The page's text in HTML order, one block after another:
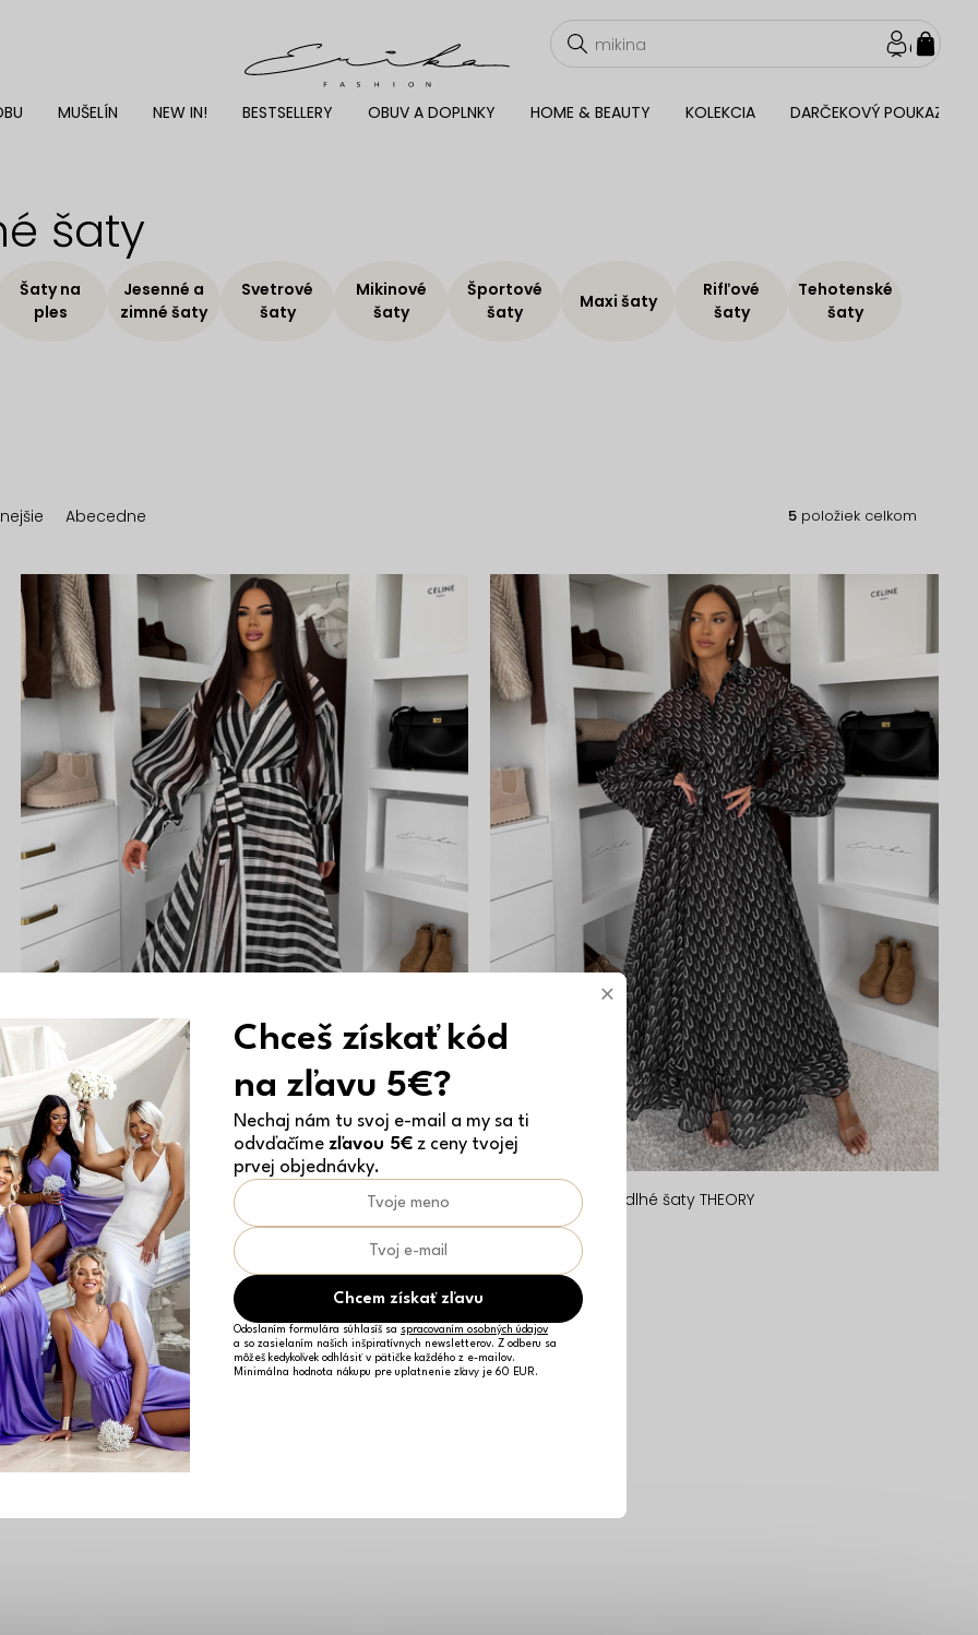
MUŠELÍN NEW IN! BESTSELLERY OBUV A DOPLNKY HOME & BEAUTY KOLEKCIA DARČEKOVÝ POUKAZ
šaty
Šaty na
ples
Jesenné a
zimné šaty
Svetrové
šaty
Mikinové
šaty
Športové
šaty
Maxi šaty
Rifľové
šaty
Tehotenské
šaty
Abecedne 5 položiek celkom
Čierne pruhované dlhé bavlnené zavinovacie šaty
NATURE
74,49 €
S/M M/L
Čierne dlhé maxi dlhé šaty THEORY
S/M M/L
×
Chceš získať kód
na zľavu 5€?
Nechaj nám tu svoj e-mail a my sa ti
odvďačíme zľavou 5€ z ceny tvojej
prvej objednávky.
Chcem získať zľavu
Odoslaním formulára súhlasíš sa spracovaním osobných údajov
a so zasielaním našich inšpiratívnych newsletterov. Z odberu sa
môžeš kedykoľvek odhlásiť v pätičke každého z e-mailov.
Minimálna hodnota nákupu pre uplatnenie zľavy je 60 EUR.